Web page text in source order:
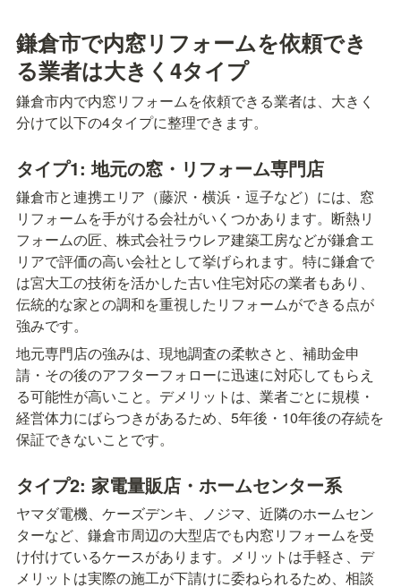
鎌倉市で内窓リフォームを依頼でき
る業者は大きく4タイプ
鎌倉市内で内窓リフォームを依頼できる業者は、大きく
分けて以下の4タイプに整理できます。
タイプ1: 地元の窓・リフォーム専門店
鎌倉市と連携エリア（藤沢・横浜・逗子など）には、窓
リフォームを手がける会社がいくつかあります。断熱リ
フォームの匠、株式会社ラウレア建築工房などが鎌倉エ
リアで評価の高い会社として挙げられます。特に鎌倉で
は宮大工の技術を活かした古い住宅対応の業者もあり、
伝統的な家との調和を重視したリフォームができる点が
強みです。
地元専門店の強みは、現地調査の柔軟さと、補助金申
請・その後のアフターフォローに迅速に対応してもらえ
る可能性が高いこと。デメリットは、業者ごとに規模・
経営体力にばらつきがあるため、5年後・10年後の存続を
保証できないことです。
タイプ2: 家電量販店・ホームセンター系
ヤマダ電機、ケーズデンキ、ノジマ、近隣のホームセン
ターなど、鎌倉市周辺の大型店でも内窓リフォームを受
け付けているケースがあります。メリットは手軽さ、デ
メリットは実際の施工が下請けに委ねられるため、相談